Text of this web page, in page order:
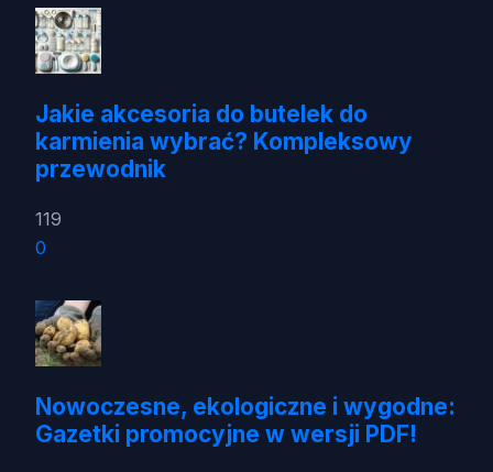
Jakie akcesoria do butelek do
karmienia wybrać? Kompleksowy
przewodnik
119
0
Nowoczesne, ekologiczne i wygodne:
Gazetki promocyjne w wersji PDF!